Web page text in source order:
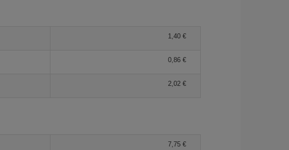
1,40 €
0,86 €
2,02 €
7,75 €